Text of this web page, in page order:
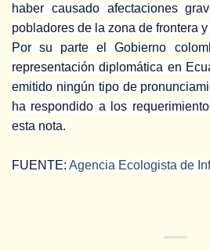
haber causado afectaciones
pobladores de la zona de frontera
Por su parte el Gobierno
representación diplomática en
emitido ningún tipo de
ha respondido a los
esta nota.
FUENTE: Agencia Ecologista de